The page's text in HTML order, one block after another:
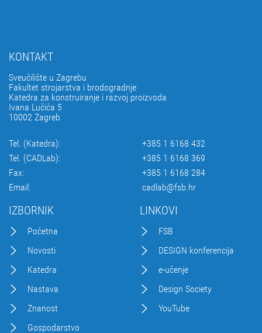
KONTAKT
Sveučilište u Zagrebu
Fakultet strojarstva i brodogradnje
Katedra za konstruiranje i razvoj proizvoda
Ivana Lučića 5
10002 Zagreb
Tel. (Katedra):
+385 1 6168 432
Tel. (CADLab):
+385 1 6168 369
Fax:
+385 1 6168 284
Email:
cadlab@fsb.hr
IZBORNIK
Početna
Novosti
Katedra
Nastava
Znanost
Gospodarstvo
LINKOVI
FSB
DESIGN konferencija
e-učenje
Design Society
YouTube